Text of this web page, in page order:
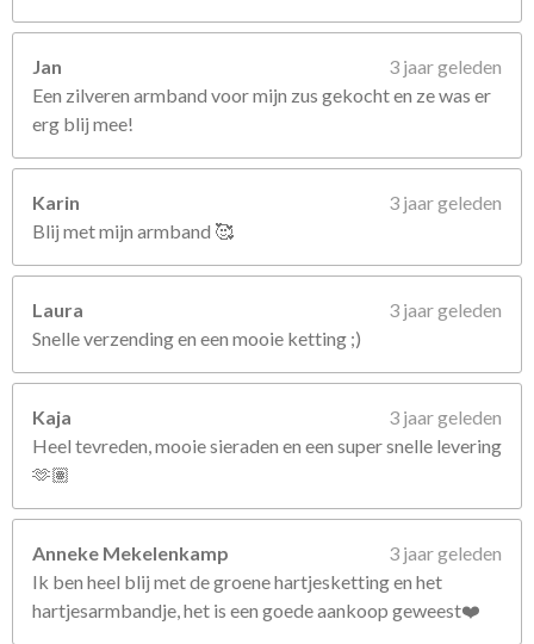
Jan
3 jaar geleden
Een zilveren armband voor mijn zus gekocht en ze was er
erg blij mee!
Karin
3 jaar geleden
Blij met mijn armband 🥰
Laura
3 jaar geleden
Snelle verzending en een mooie ketting ;)
Kaja
3 jaar geleden
Heel tevreden, mooie sieraden en een super snelle levering
🫶🏽
Anneke Mekelenkamp
3 jaar geleden
Ik ben heel blij met de groene hartjesketting en het
hartjesarmbandje, het is een goede aankoop geweest❤️